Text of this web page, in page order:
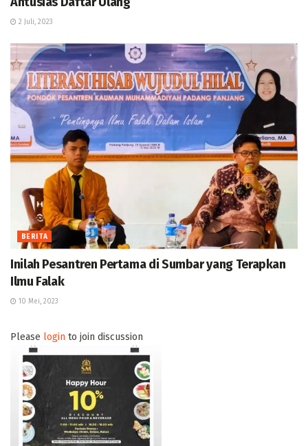
2 Juli, 2023
BERITA
Inilah Pesantren Pertama di Sumbar yang Terapkan
Ilmu Falak
10 Mei, 2023
Please login to join discussion